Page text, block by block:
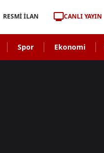
RESMİ İLAN CANLI YAYIN
Spor Ekonomi